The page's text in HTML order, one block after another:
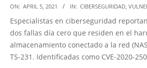
2021-
04-
05
ON: APRIL 5, 2021 IN: CIBERSEGURIDAD,
Especialistas en ciberseguridad
dos fallas día cero que residen en el
almacenamiento conectado a la red
TS-231. Identificadas como CVE-2020-